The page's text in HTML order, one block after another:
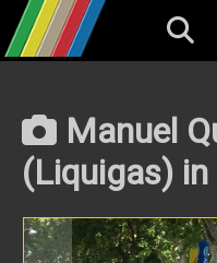
Manuel
(Liquigas)